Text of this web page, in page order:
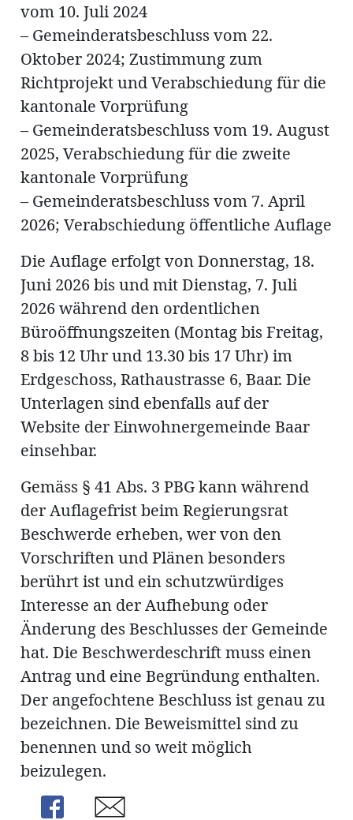
vom 10. Juli 2024
– Gemeinderatsbeschluss vom 22.
Oktober 2024; Zustimmung zum
Richtprojekt und Verabschiedung für die
kantonale Vorprüfung
– Gemeinderatsbeschluss vom 19. August
2025, Verabschiedung für die zweite
kantonale Vorprüfung
– Gemeinderatsbeschluss vom 7. April
2026; Verabschiedung öffentliche Auflage
Die Auflage erfolgt von Donnerstag, 18.
Juni 2026 bis und mit Dienstag, 7. Juli
2026 während den ordentlichen
Büroöffnungszeiten (Montag bis Freitag,
8 bis 12 Uhr und 13.30 bis 17 Uhr) im
Erdgeschoss, Rathaustrasse 6, Baar. Die
Unterlagen sind ebenfalls auf der
Website der Einwohnergemeinde Baar
einsehbar.
Gemäss § 41 Abs. 3 PBG kann während
der Auflagefrist beim Regierungsrat
Beschwerde erheben, wer von den
Vorschriften und Plänen besonders
berührt ist und ein schutzwürdiges
Interesse an der Aufhebung oder
Änderung des Beschlusses der Gemeinde
hat. Die Beschwerdeschrift muss einen
Antrag und eine Begründung enthalten.
Der angefochtene Beschluss ist genau zu
bezeichnen. Die Beweismittel sind zu
benennen und so weit möglich
beizulegen.
Share
Share